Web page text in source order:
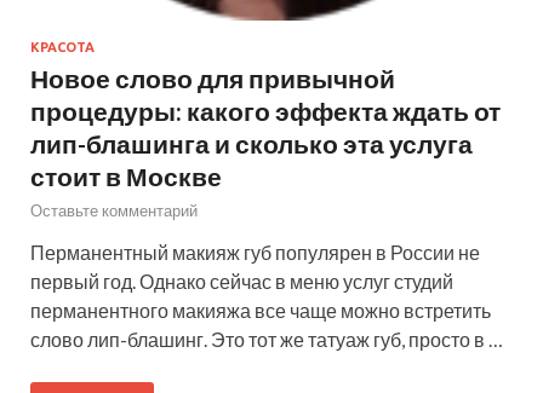
КРАСОТА
Новое слово для привычной
процедуры: какого эффекта ждать от
лип-блашинга и сколько эта услуга
стоит в Москве
Оставьте комментарий
Перманентный макияж губ популярен в России не
первый год. Однако сейчас в меню услуг студий
перманентного макияжа все чаще можно встретить
слово лип-блашинг. Это тот же татуаж губ, просто в …